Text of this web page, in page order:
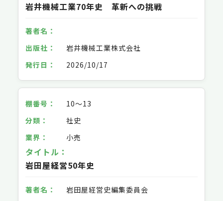
岩井機械工業70年史 革新への挑戦
岩井機械工業株式会社
2026/10/17
10～13
社史
小売
岩田屋経営50年史
岩田屋経営史編集委員会